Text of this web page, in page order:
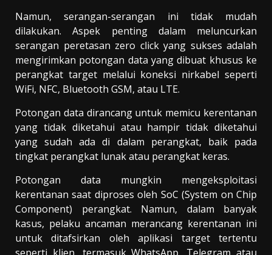
Namun, serangan-serangan ini tidak mudah
dilakukan. Aspek penting dalam meluncurkan
serangan peretasan zero click yang sukses adalah
mengirimkan potongan data yang dibuat khusus ke
perangkat target melalui koneksi nirkabel seperti
WiFi, NFC, Bluetooth GSM, atau LTE.
Potongan data dirancang untuk memicu kerentanan
yang tidak diketahui atau hampir tidak diketahui
yang sudah ada di dalam perangkat, baik pada
tingkat perangkat lunak atau perangkat keras.
Potongan data mungkin mengeksploitasi
kerentanan saat diproses oleh SoC (System on Chip
Component) perangkat. Namun, dalam banyak
kasus, pelaku ancaman merancang kerentanan ini
untuk ditafsirkan oleh aplikasi target tertentu